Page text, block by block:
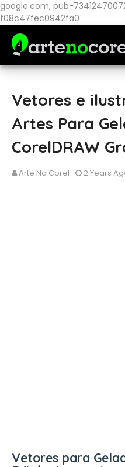
google.com, pub-
f08c47fec0942fa0
Vetores e
Artes Para
CorelDRAW
Arte No Corel 2 Years
Vetores para